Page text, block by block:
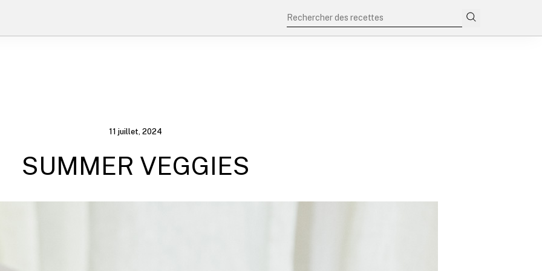
11 juillet, 2024
SUMMER VEGGIES